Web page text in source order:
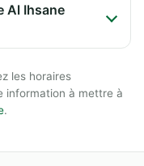
Al Ihsane
les horaires
information à mettre à
.